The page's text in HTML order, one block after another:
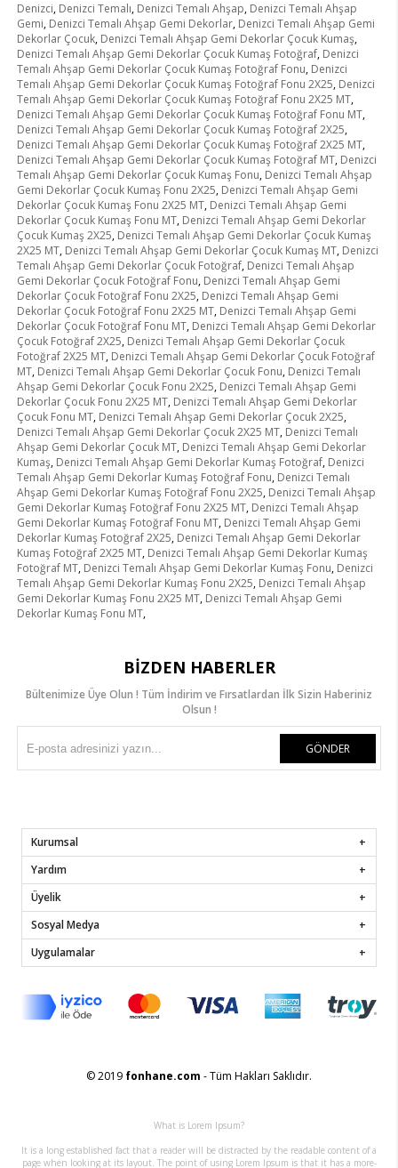
Denizci, Denizci Temalı, Denizci Temalı Ahşap, Denizci Temalı Ahşap
Gemi, Denizci Temalı Ahşap Gemi Dekorlar, Denizci Temalı Ahşap Gemi
Dekorlar Çocuk, Denizci Temalı Ahşap Gemi Dekorlar Çocuk Kumaş,
Denizci Temalı Ahşap Gemi Dekorlar Çocuk Kumaş Fotoğraf, Denizci
Temalı Ahşap Gemi Dekorlar Çocuk Kumaş Fotoğraf Fonu, Denizci
Temalı Ahşap Gemi Dekorlar Çocuk Kumaş Fotoğraf Fonu 2X25, Denizci
Temalı Ahşap Gemi Dekorlar Çocuk Kumaş Fotoğraf Fonu 2X25 MT,
Denizci Temalı Ahşap Gemi Dekorlar Çocuk Kumaş Fotoğraf Fonu MT,
Denizci Temalı Ahşap Gemi Dekorlar Çocuk Kumaş Fotoğraf 2X25,
Denizci Temalı Ahşap Gemi Dekorlar Çocuk Kumaş Fotoğraf 2X25 MT,
Denizci Temalı Ahşap Gemi Dekorlar Çocuk Kumaş Fotoğraf MT, Denizci
Temalı Ahşap Gemi Dekorlar Çocuk Kumaş Fonu, Denizci Temalı Ahşap
Gemi Dekorlar Çocuk Kumaş Fonu 2X25, Denizci Temalı Ahşap Gemi
Dekorlar Çocuk Kumaş Fonu 2X25 MT, Denizci Temalı Ahşap Gemi
Dekorlar Çocuk Kumaş Fonu MT, Denizci Temalı Ahşap Gemi Dekorlar
Çocuk Kumaş 2X25, Denizci Temalı Ahşap Gemi Dekorlar Çocuk Kumaş
2X25 MT, Denizci Temalı Ahşap Gemi Dekorlar Çocuk Kumaş MT, Denizci
Temalı Ahşap Gemi Dekorlar Çocuk Fotoğraf, Denizci Temalı Ahşap
Gemi Dekorlar Çocuk Fotoğraf Fonu, Denizci Temalı Ahşap Gemi
Dekorlar Çocuk Fotoğraf Fonu 2X25, Denizci Temalı Ahşap Gemi
Dekorlar Çocuk Fotoğraf Fonu 2X25 MT, Denizci Temalı Ahşap Gemi
Dekorlar Çocuk Fotoğraf Fonu MT, Denizci Temalı Ahşap Gemi Dekorlar
Çocuk Fotoğraf 2X25, Denizci Temalı Ahşap Gemi Dekorlar Çocuk
Fotoğraf 2X25 MT, Denizci Temalı Ahşap Gemi Dekorlar Çocuk Fotoğraf
MT, Denizci Temalı Ahşap Gemi Dekorlar Çocuk Fonu, Denizci Temalı
Ahşap Gemi Dekorlar Çocuk Fonu 2X25, Denizci Temalı Ahşap Gemi
Dekorlar Çocuk Fonu 2X25 MT, Denizci Temalı Ahşap Gemi Dekorlar
Çocuk Fonu MT, Denizci Temalı Ahşap Gemi Dekorlar Çocuk 2X25,
Denizci Temalı Ahşap Gemi Dekorlar Çocuk 2X25 MT, Denizci Temalı
Ahşap Gemi Dekorlar Çocuk MT, Denizci Temalı Ahşap Gemi Dekorlar
Kumaş, Denizci Temalı Ahşap Gemi Dekorlar Kumaş Fotoğraf, Denizci
Temalı Ahşap Gemi Dekorlar Kumaş Fotoğraf Fonu, Denizci Temalı
Ahşap Gemi Dekorlar Kumaş Fotoğraf Fonu 2X25, Denizci Temalı Ahşap
Gemi Dekorlar Kumaş Fotoğraf Fonu 2X25 MT, Denizci Temalı Ahşap
Gemi Dekorlar Kumaş Fotoğraf Fonu MT, Denizci Temalı Ahşap Gemi
Dekorlar Kumaş Fotoğraf 2X25, Denizci Temalı Ahşap Gemi Dekorlar
Kumaş Fotoğraf 2X25 MT, Denizci Temalı Ahşap Gemi Dekorlar Kumaş
Fotoğraf MT, Denizci Temalı Ahşap Gemi Dekorlar Kumaş Fonu, Denizci
Temalı Ahşap Gemi Dekorlar Kumaş Fonu 2X25, Denizci Temalı Ahşap
Gemi Dekorlar Kumaş Fonu 2X25 MT, Denizci Temalı Ahşap Gemi
Dekorlar Kumaş Fonu MT,
BIZDEN HABERLER
Bültenimize Üye Olun ! Tüm İndirim ve Fırsatlardan İlk Sizin Haberiniz
Olsun !
GÖNDER
Kurumsal
Yardım
Üyelik
Sosyal Medya
Uygulamalar
© 2019 fonhane.com - Tüm Hakları Saklıdır.
What is Lorem Ipsum?
It is a long established fact that a reader will be distracted by the readable content of a
page when looking at its layout. The point of using Lorem Ipsum is that it has a more-